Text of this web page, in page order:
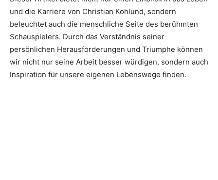
und die Karriere von Christian Kohlund, sondern
beleuchtet auch die menschliche Seite des berühmten
Schauspielers. Durch das Verständnis seiner
persönlichen Herausforderungen und Triumphe können
wir nicht nur seine Arbeit besser würdigen, sondern auch
Inspiration für unsere eigenen Lebenswege finden.